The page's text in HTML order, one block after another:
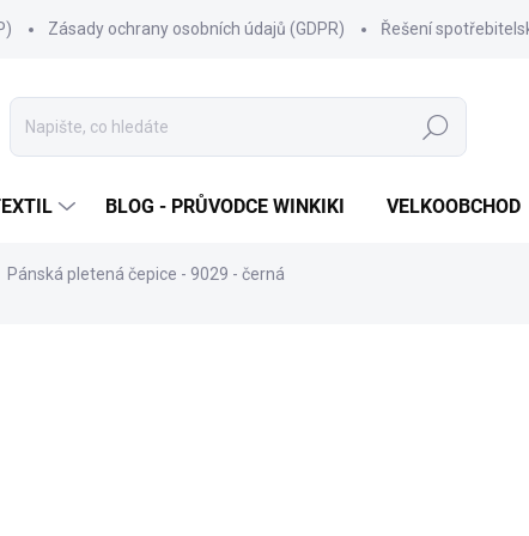
Zásady ochrany osobních údajů (GDPR) Řešení
Hledat
BLOG - PRŮVODCE WINKIKI VELKOOBCHOD
Pánská pletená čepice - 9029 - černá